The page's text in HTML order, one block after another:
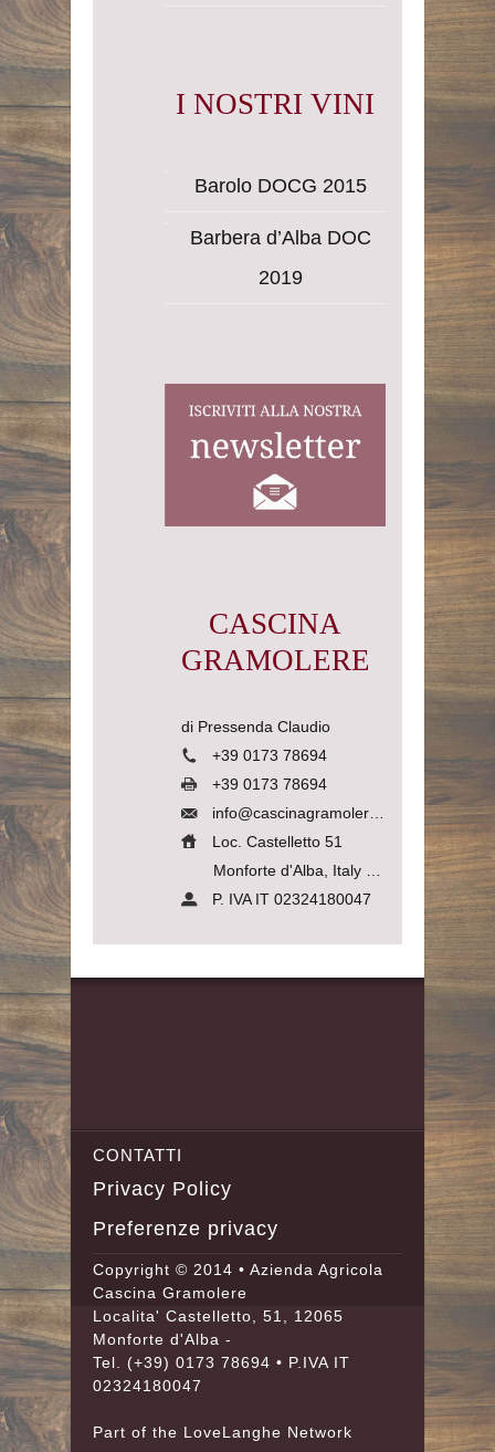
I NOSTRI VINI
Barolo DOCG 2015
Barbera d’Alba DOC
2019
CASCINA
GRAMOLERE
di Pressenda Claudio
+39 0173 78694
+39 0173 78694
info@cascinagramolere.com
Loc. Castelletto 51
Monforte d'Alba, Italy
P. IVA IT 02324180047
CONTATTI
Privacy Policy
Preferenze privacy
Copyright © 2014 • Azienda Agricola
Cascina Gramolere
Localita' Castelletto, 51, 12065
Monforte d'Alba -
Tel. (+39) 0173 78694 • P.IVA IT
02324180047
Part of the LoveLanghe Network